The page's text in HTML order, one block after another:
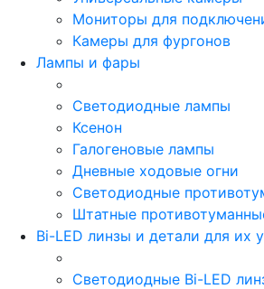
Мониторы для
Камеры для фургонов
Лампы и фары
Светодиодные лампы
Ксенон
Галогеновые лампы
Дневные ходовые огни
Светодиодные
Штатные
Bi-LED линзы и детали для их
Светодиодные Bi-LED